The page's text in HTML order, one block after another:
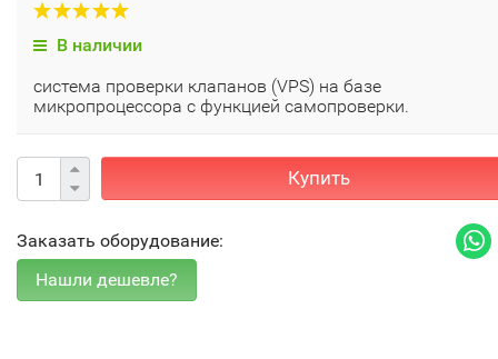
В наличии
система проверки клапанов (VPS) на базе
микропроцессора с функцией самопроверки.
Купить
Заказать оборудование: